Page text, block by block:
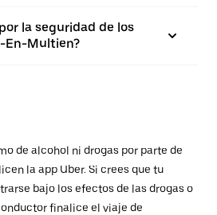
la seguridad de los
En-Multien?
de alcohol ni drogas por parte de
la app Uber. Si crees que tu
bajo los efectos de las drogas o
finalice el viaje de